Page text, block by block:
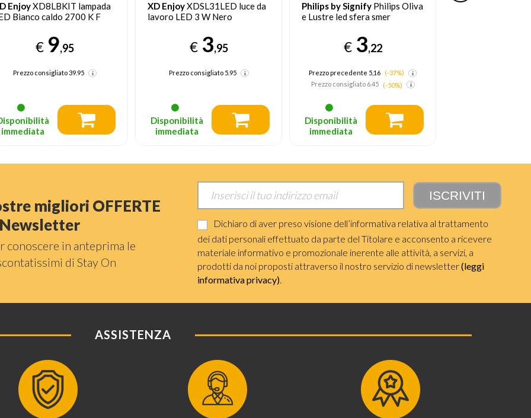
EnjoyXD8LBKIT lampada
Bianco caldo 2700 K F
€ 9,95
Prezzo consigliato39.95
immediata
XD EnjoyXDSL31LED luce da
lavoro LED 3 W Nero
€ 3,95
Prezzo consigliato5.95
Disponibilità
immediata
Philips by Signify Philips Oliva
e Lustre led sfera smer
€ 3,22
Prezzo precedente 5,16
(-37%)
Prezzo consigliato6.45 (-50%)
Disponibilità
immediata
migliori OFFERTE
conoscere in anteprima le
di Stay On
Dichiaro di aver preso visione dell’informativa relativa al trattamento
dei dati personali effettuato da parte del Titolare e acconsento a ricevere
materiale informativo e promozionale inerente alle attività, a servizi, a
prodotti da noi proposti attraverso il nostro servizio di newsletter(leggi
informativa privacy).
ASSISTENZA